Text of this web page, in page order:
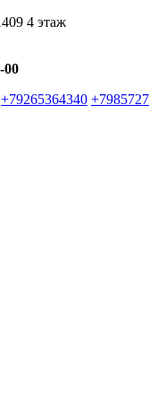
4 этаж
00
+79265364340